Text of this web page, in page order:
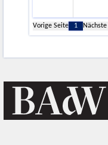
Vorige Seite
1